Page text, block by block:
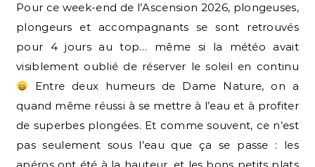
Pour ce week-end de l’Ascension 2026, plongeuses,
plongeurs et accompagnants se sont retrouvés
pour 4 jours au top… même si la météo avait
visiblement oublié de réserver le soleil en continu
Entre deux humeurs de Dame Nature, on a
quand même réussi à se mettre à l’eau et à profiter
de superbes plongées. Et comme souvent, ce n’est
pas seulement sous l’eau que ça se passe : les